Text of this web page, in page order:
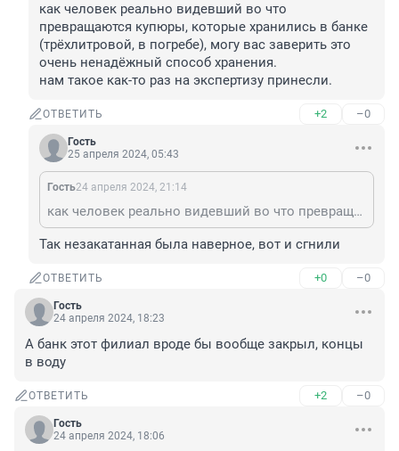
как человек реально видевший во что
превращаются купюры, которые хранились в банке
(трёхлитровой, в погребе), могу вас заверить это
очень ненадёжный способ хранения.
нам такое как-то раз на экспертизу принесли.
ОТВЕТИТЬ +2 –0
Гость
25 апреля 2024, 05:43
Гость24 апреля 2024, 21:14
как человек реально видевший во что превращаются купюры, которые хранились в банке (трёхлитровой, в погребе), могу вас заверить это очень ненадёжный способ хранения. нам такое как-то раз на экспертизу принесли.
Так незакатанная была наверное, вот и сгнили
ОТВЕТИТЬ +0 –0
Гость
24 апреля 2024, 18:23
А банк этот филиал вроде бы вообще закрыл, концы
в воду
ОТВЕТИТЬ +2 –0
Гость
24 апреля 2024, 18:06